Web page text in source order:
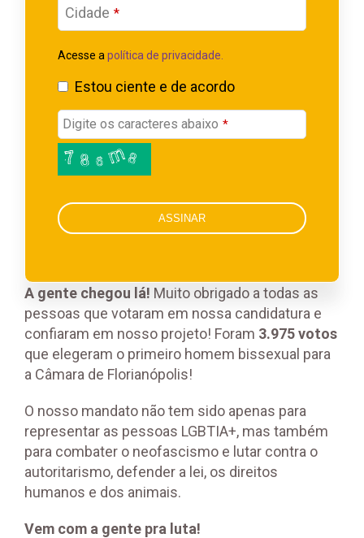
A gente chegou lá! Muito obrigado a todas as
pessoas que votaram em nossa candidatura e
confiaram em nosso projeto! Foram 3.975 votos
que elegeram o primeiro homem bissexual para
a Câmara de Florianópolis!
O nosso mandato não tem sido apenas para
representar as pessoas LGBTIA+, mas também
para combater o neofascismo e lutar contra o
autoritarismo, defender a lei, os direitos
humanos e dos animais.
Vem com a gente pra luta!
Cidade *
Acesse a política de privacidade.
Estou ciente e de acordo
Digite os caracteres abaixo *
ASSINAR